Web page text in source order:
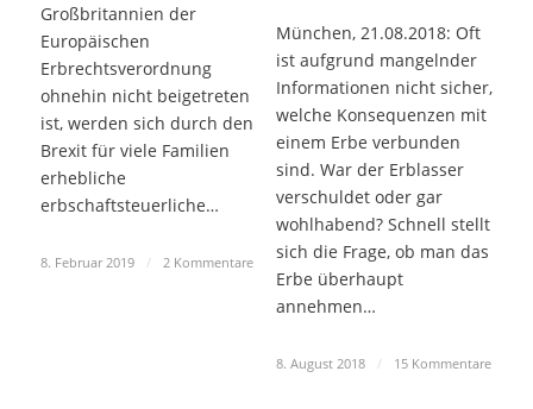
Großbritannien der
Europäischen
Erbrechtsverordnung
ohnehin nicht beigetreten
ist, werden sich durch den
Brexit für viele Familien
erhebliche
erbschaftsteuerliche…
8. Februar 2019 / 2 Kommentare
München, 21.08.2018: Oft
ist aufgrund mangelnder
Informationen nicht sicher,
welche Konsequenzen mit
einem Erbe verbunden
sind. War der Erblasser
verschuldet oder gar
wohlhabend? Schnell stellt
sich die Frage, ob man das
Erbe überhaupt
annehmen…
8. August 2018 / 15 Kommentare